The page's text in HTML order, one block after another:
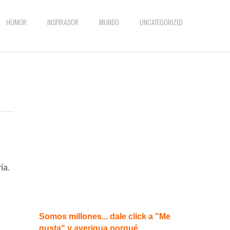
HUMOR INSPIRADOR MUNDO UNCATEGORIZED
Somos millones... dale click a "Me
gusta" y averigua porqué